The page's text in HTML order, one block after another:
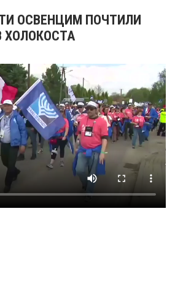
ОСВЕНЦИМ ПОЧТИЛИ